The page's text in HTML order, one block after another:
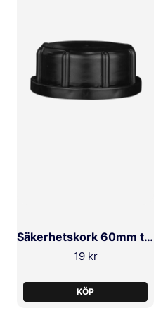
Säkerhetskork 60mm till 20-25L Dunk
19 kr
KÖP